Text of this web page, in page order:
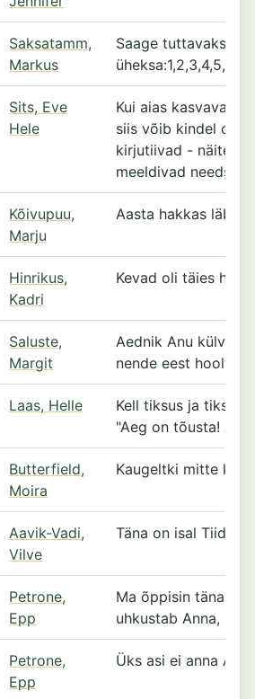
Saksatamm,
Markus
Saage tuttavaks:
Sits, Eve
Hele
Kui aias kasvavad
siis võib kindel olla,
kirjutiivad - näiteks
meeldivad
Kõivupuu,
Marju
Aasta hakkas läbi
Hinrikus,
Kadri
Kevad oli täies
Saluste,
Margit
Aednik Anu külvab
nende eest hoolt.
Laas, Helle
Kell tiksus ja
"Aeg on tõusta!
Butterfield,
Moira
Kaugeltki mitte
Aavik-Vadi,
Vilve
Täna on isal Tiidu
Petrone,
Epp
Ma õppisin täna
uhkustab Anna, kui
Petrone,
Epp
Üks asi ei anna